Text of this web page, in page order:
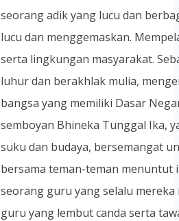
seorang adik yang lucu dan
lucu dan menggemaskan.
serta lingkungan masyarakat.
luhur dan berakhlak mulia,
bangsa yang memiliki Dasar
semboyan Bhineka Tunggal Ika,
suku dan budaya, bersemangat
bersama teman-teman menuntut
seorang guru yang selalu
guru yang lembut canda serta